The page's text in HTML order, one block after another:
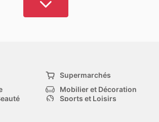
son budget en profitant des
par diverses enseignes,
à des tarifs plus avantageux. Vous
des réductions offertes par les
proches ou celles que vous
judicieusement vos achats.
Supermarchés
Mobilier et Décoration
Sports et Loisirs